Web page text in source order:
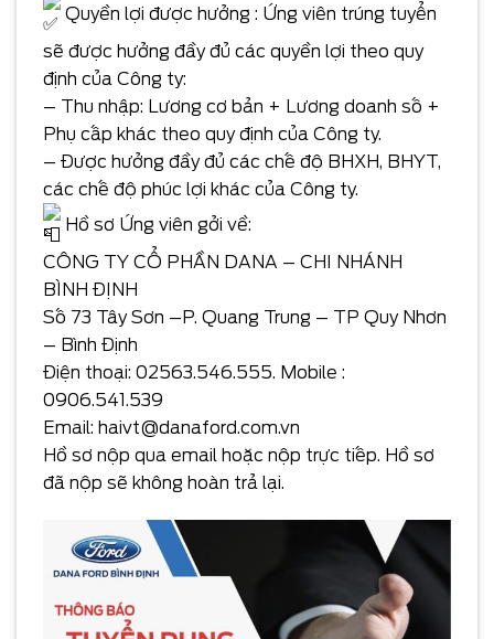
Quyền lợi được hưởng : Ứng viên trúng tuyển
sẽ được hưởng đầy đủ các quyền lợi theo quy
định của Công ty:
– Thu nhập: Lương cơ bản + Lương doanh số +
Phụ cấp khác theo quy định của Công ty.
– Được hưởng đầy đủ các chế độ BHXH, BHYT,
các chế độ phúc lợi khác của Công ty.
Hồ sơ Ứng viên gởi về:
CÔNG TY CỔ PHẦN DANA – CHI NHÁNH
BÌNH ĐỊNH
Số 73 Tây Sơn –P. Quang Trung – TP Quy Nhơn
– Bình Định
Điện thoại: 02563.546.555. Mobile :
0906.541.539
Email: haivt@danaford.com.vn
Hồ sơ nộp qua email hoặc nộp trực tiếp. Hồ sơ
đã nộp sẽ không hoàn trả lại.